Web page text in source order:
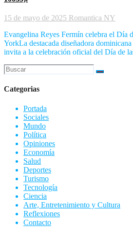
15 de mayo de 2025 Romantica NY
Evangelina Reyes Fermín celebra el Día
YorkLa destacada diseñadora
invita a la celebración oficial del Día de
Categorias
Portada
Sociales
Mundo
Política
Opiniones
Economía
Salud
Deportes
Turismo
Tecnología
Ciencia
Arte, Entretenimiento y Cultura
Reflexiones
Contacto